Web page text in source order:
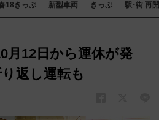
18きっぷ 新型車両 きっぷ 駅･街 再
月12日から運休が発
返し運転も